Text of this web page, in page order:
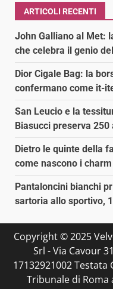
ARTICOLI RECENTI
John Galliano al Met:
che celebra il genio
Dior Cigale Bag: la
confermano come it-
San Leucio e la
Biasucci preserva
Dietro le quinte della
come nascono i
Pantaloncini bianchi
sartoria allo sportivo,
Copyright © 2025
Srl - Via Cavour
17132921002
Tribunale di Roma